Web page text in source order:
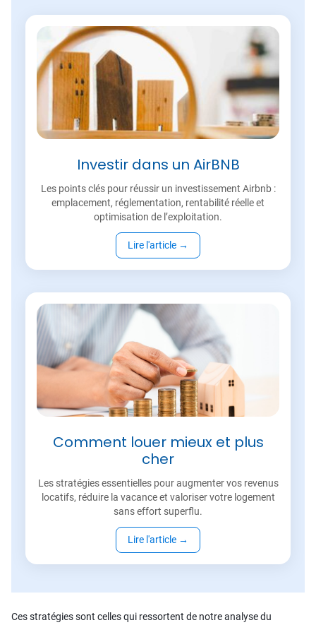
Investir dans un AirBNB
Les points clés pour réussir un investissement Airbnb :
emplacement, réglementation, rentabilité réelle et
optimisation de l’exploitation.
Lire l'article →
Comment louer mieux et plus
cher
Les stratégies essentielles pour augmenter vos revenus
locatifs, réduire la vacance et valoriser votre logement
sans effort superflu.
Lire l'article →
Ces stratégies sont celles qui ressortent de notre analyse du